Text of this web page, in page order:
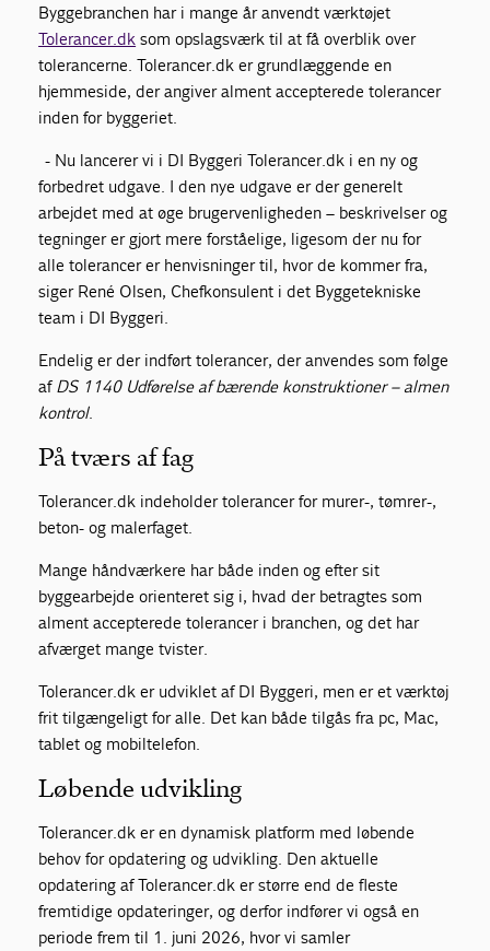
Byggebranchen har i mange år anvendt værktøjet
Tolerancer.dk som opslagsværk til at få overblik over
tolerancerne. Tolerancer.dk er grundlæggende en
hjemmeside, der angiver alment accepterede tolerancer
inden for byggeriet.
- Nu lancerer vi i DI Byggeri Tolerancer.dk i en ny og
forbedret udgave. I den nye udgave er der generelt
arbejdet med at øge brugervenligheden – beskrivelser og
tegninger er gjort mere forståelige, ligesom der nu for
alle tolerancer er henvisninger til, hvor de kommer fra,
siger René Olsen, Chefkonsulent i det Byggetekniske
team i DI Byggeri.
Endelig er der indført tolerancer, der anvendes som følge
af DS 1140 Udførelse af bærende konstruktioner – almen
kontrol.
På tværs af fag
Tolerancer.dk indeholder tolerancer for murer-, tømrer-,
beton- og malerfaget.
Mange håndværkere har både inden og efter sit
byggearbejde orienteret sig i, hvad der betragtes som
alment accepterede tolerancer i branchen, og det har
afværget mange tvister.
Tolerancer.dk er udviklet af DI Byggeri, men er et værktøj
frit tilgængeligt for alle. Det kan både tilgås fra pc, Mac,
tablet og mobiltelefon.
Løbende udvikling
Tolerancer.dk er en dynamisk platform med løbende
behov for opdatering og udvikling. Den aktuelle
opdatering af Tolerancer.dk er større end de fleste
fremtidige opdateringer, og derfor indfører vi også en
periode frem til 1. juni 2026, hvor vi samler